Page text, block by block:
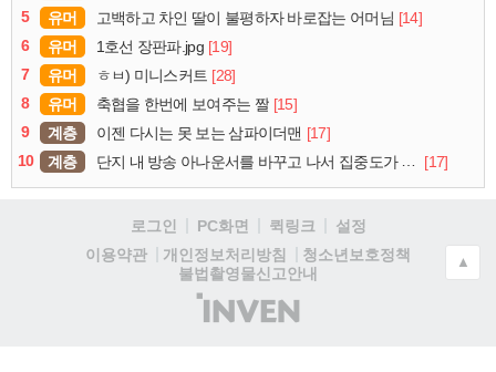
5
유머 고백하고 차인 딸이 불평하자 바로잡는 어머님 [14]
6
유머 1호선 장판파.jpg [19]
7
유머 ㅎㅂ) 미니스커트 [28]
8
유머 축협을 한번에 보여주는 짤 [15]
9
계층 이젠 다시는 못 보는 삼파이더맨 [17]
10
계층 단지 내 방송 아나운서를 바꾸고 나서 집중도가 확 올라갔다는 한 아파트의 안내방송 [17]
로그인 PC화면 퀵링크
설정
이용약관
개인정보처리방침
청소년보호정책
불법촬영물신고안내
(주)
인
▲